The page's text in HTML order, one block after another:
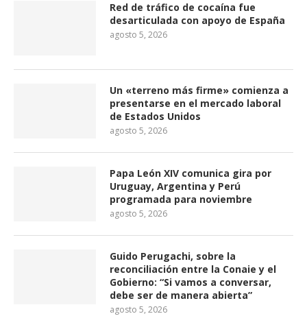
Red de tráfico de cocaína fue
desarticulada con apoyo de España
agosto 5, 2026
Un «terreno más firme» comienza a
presentarse en el mercado laboral
de Estados Unidos
agosto 5, 2026
Papa León XIV comunica gira por
Uruguay, Argentina y Perú
programada para noviembre
agosto 5, 2026
Guido Perugachi, sobre la
reconciliación entre la Conaie y el
Gobierno: “Si vamos a conversar,
debe ser de manera abierta”
agosto 5, 2026